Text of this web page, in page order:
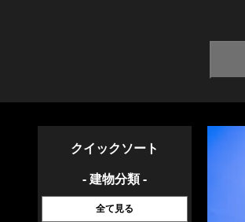
クイックソート
- 建物分類 -
全て見る